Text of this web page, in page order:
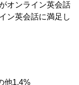
オンライン英会話
ン英会話に満足し
他1.4%